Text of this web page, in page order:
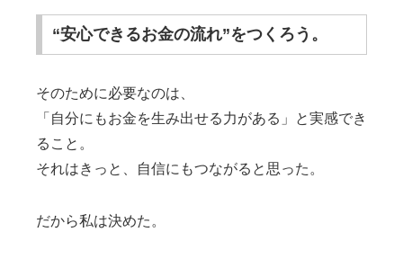
“安心できるお金の流れ”をつくろう。
そのために必要なのは、
「自分にもお金を生み出せる力がある」と実感でき
ること。
それはきっと、自信にもつながると思った。
だから私は決めた。